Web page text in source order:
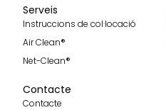
Serveis
Instruccions de col·locació
Air Clean®
Net-Clean®
Contacte
Contacte